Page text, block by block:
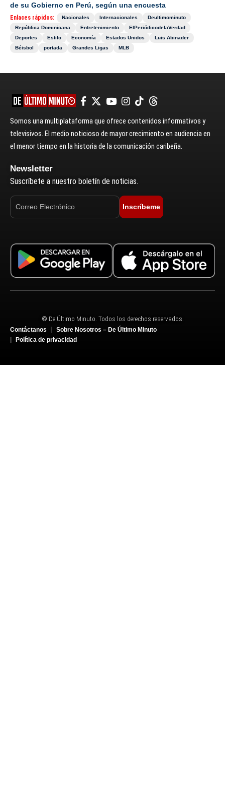
de su Gobierno en Perú, según una encuesta
Enlaces rápidos: Nacionales Internacionales
Deultimominuto
República Dominicana
Entretenimiento
ElPeriódicodelaVerdad
Deportes
Estilo Economía Estados Unidos
Luis Abinader
Béisbol
portada Grandes Ligas MLB
Somos una multiplataforma que ofrece contenidos informativos y
televisivos. El medio noticioso de mayor crecimiento en audiencia en
el menor tiempo en la historia de la comunicación caribeña.
Newsletter
Suscríbete a nuestro boletín de noticias.
Inscríbeme
© De Último Minuto. Todos los derechos reservados.
Contáctanos
Sobre Nosotros – De Último Minuto
Política de privacidad